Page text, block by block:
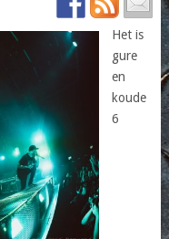
Het is
gure
en
koude
6